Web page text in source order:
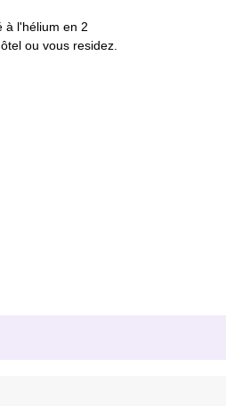
à l'hélium en 2
ou vous residez.